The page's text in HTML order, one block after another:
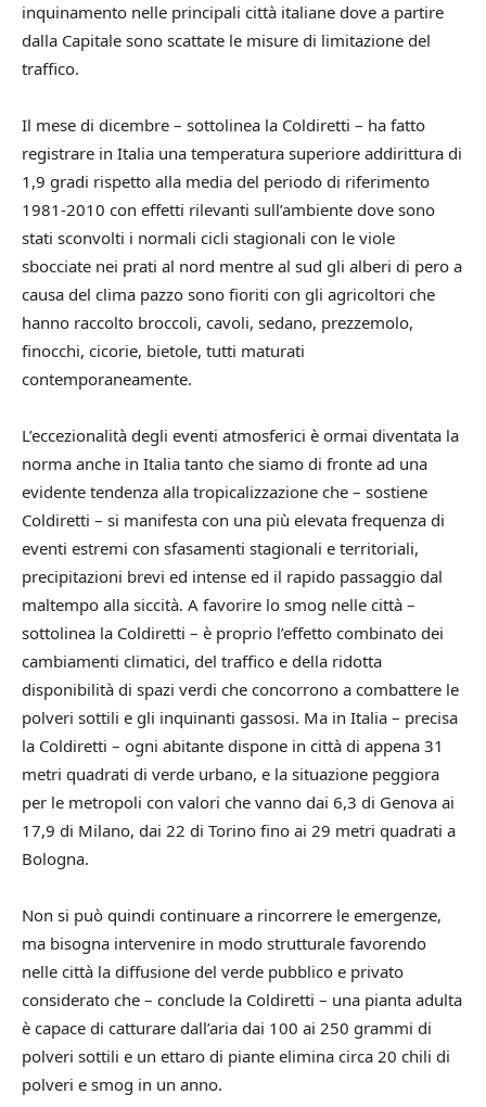
inquinamento nelle principali città italiane dove a partire
dalla Capitale sono scattate le misure di limitazione del
traffico.
Il mese di dicembre – sottolinea la Coldiretti – ha fatto
registrare in Italia una temperatura superiore addirittura di
1,9 gradi rispetto alla media del periodo di riferimento
1981-2010 con effetti rilevanti sull’ambiente dove sono
stati sconvolti i normali cicli stagionali con le viole
sbocciate nei prati al nord mentre al sud gli alberi di pero a
causa del clima pazzo sono fioriti con gli agricoltori che
hanno raccolto broccoli, cavoli, sedano, prezzemolo,
finocchi, cicorie, bietole, tutti maturati
contemporaneamente.
L’eccezionalità degli eventi atmosferici è ormai diventata la
norma anche in Italia tanto che siamo di fronte ad una
evidente tendenza alla tropicalizzazione che – sostiene
Coldiretti – si manifesta con una più elevata frequenza di
eventi estremi con sfasamenti stagionali e territoriali,
precipitazioni brevi ed intense ed il rapido passaggio dal
maltempo alla siccità. A favorire lo smog nelle città –
sottolinea la Coldiretti – è proprio l’effetto combinato dei
cambiamenti climatici, del traffico e della ridotta
disponibilità di spazi verdi che concorrono a combattere le
polveri sottili e gli inquinanti gassosi. Ma in Italia – precisa
la Coldiretti – ogni abitante dispone in città di appena 31
metri quadrati di verde urbano, e la situazione peggiora
per le metropoli con valori che vanno dai 6,3 di Genova ai
17,9 di Milano, dai 22 di Torino fino ai 29 metri quadrati a
Bologna.
Non si può quindi continuare a rincorrere le emergenze,
ma bisogna intervenire in modo strutturale favorendo
nelle città la diffusione del verde pubblico e privato
considerato che – conclude la Coldiretti – una pianta adulta
è capace di catturare dall’aria dai 100 ai 250 grammi di
polveri sottili e un ettaro di piante elimina circa 20 chili di
polveri e smog in un anno.